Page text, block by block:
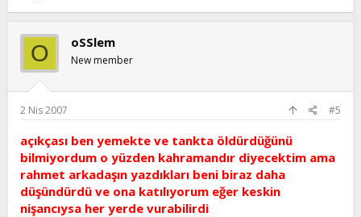
O oSSlem
New member
2 Nis 2007 #5
açıkçası ben yemekte ve tankta öldürdüğünü
bilmiyordum o yüzden kahramandır diyecektim ama
rahmet arkadaşın yazdıkları beni biraz daha
düşündürdü ve ona katılıyorum eğer keskin
nişancıysa her yerde vurabilirdi